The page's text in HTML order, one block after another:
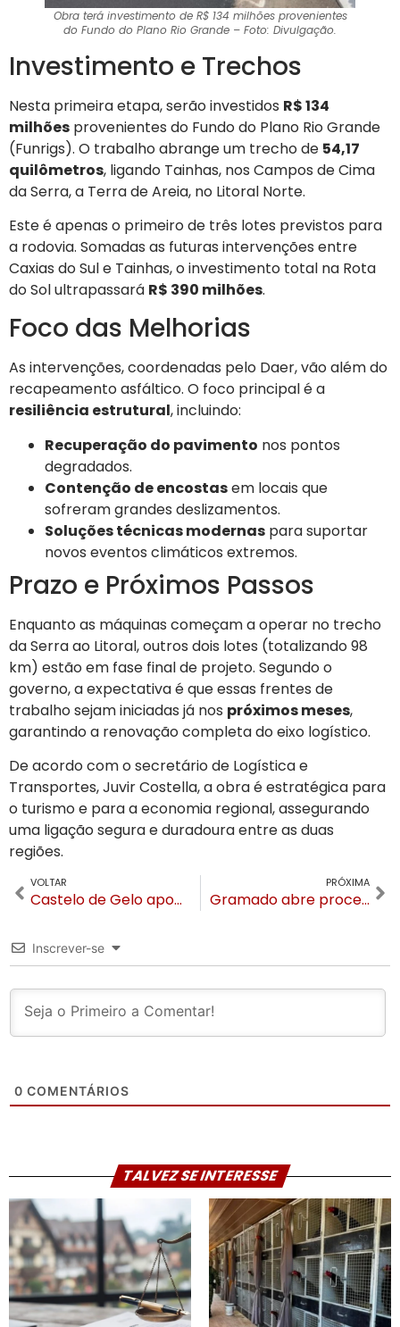
Obra terá investimento de R$ 134 milhões provenientes
do Fundo do Plano Rio Grande – Foto: Divulgação.
Investimento e Trechos
Nesta primeira etapa, serão investidos R$ 134
milhões provenientes do Fundo do Plano Rio Grande
(Funrigs). O trabalho abrange um trecho de 54,17
quilômetros, ligando Tainhas, nos Campos de Cima
da Serra, a Terra de Areia, no Litoral Norte.
Este é apenas o primeiro de três lotes previstos para
a rodovia. Somadas as futuras intervenções entre
Caxias do Sul e Tainhas, o investimento total na Rota
do Sol ultrapassará R$ 390 milhões.
Foco das Melhorias
As intervenções, coordenadas pelo Daer, vão além do
recapeamento asfáltico. O foco principal é a
resiliência estrutural, incluindo:
Recuperação do pavimento nos pontos
degradados.
Contenção de encostasem locais que
sofreram grandes deslizamentos.
Soluções técnicas modernas para suportar
novos eventos climáticos extremos.
Prazo e Próximos Passos
Enquanto as máquinas começam a operar no trecho
da Serra ao Litoral, outros dois lotes (totalizando 98
km) estão em fase final de projeto. Segundo o
governo, a expectativa é que essas frentes de
trabalho sejam iniciadas já nos próximos meses,
garantindo a renovação completa do eixo logístico.
De acordo com o secretário de Logística e
Transportes, Juvir Costella, a obra é estratégica para
o turismo e para a economia regional, assegurando
uma ligação segura e duradoura entre as duas
regiões.
VOLTAR
Castelo de Gelo aponta retirada indevida de equipamento em incêndio e convoca coletiva para esclarecer causas
PRÓXIMA
Gramado abre processo seletivo para Assistente Social com salário de R$ 7,9 mil
Inscrever-se
0 COMENTÁRIOS
TALVEZ SE INTERESSE